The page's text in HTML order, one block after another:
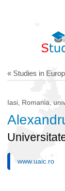
« Studies in
Iasi, Romania,
www.uaic.ro